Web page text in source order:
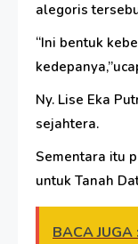
alegoris
“Ini bentuk
Ny. Lise Eka
sejahtera.
Sementara itu
untuk Tanah
BACA JUGA :